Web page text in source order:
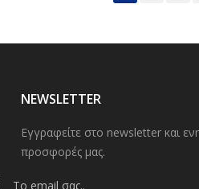
NEWSLETTER
Εγγραφείτε στο newsletter και
προσφορές μας.